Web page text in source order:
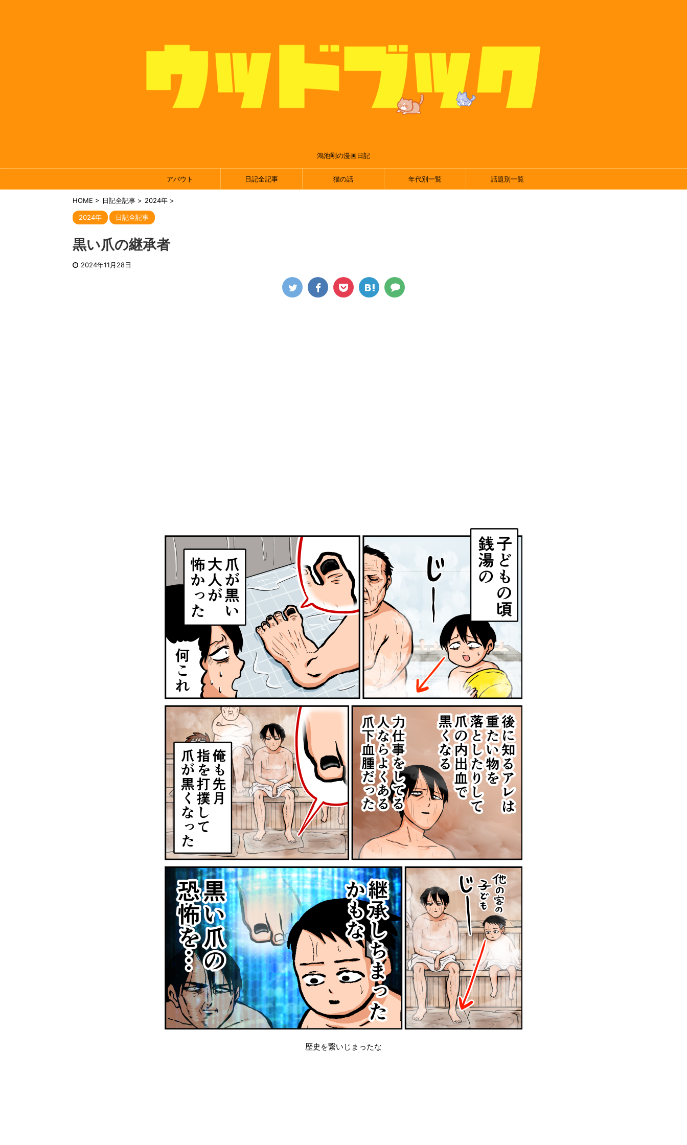
鴻池剛の漫画日記
アバウト 日記全記事 猫の話 年代別一覧 話題別一覧
HOME > 日記全記事 > 2024年 >
2024年 日記全記事
黒い爪の継承者
2024年11月28日
歴史を繋いじまったな